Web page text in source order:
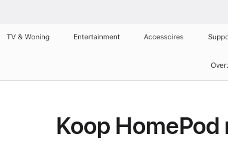
TV & Woning Entertainment Accessoires
Koop HomePod